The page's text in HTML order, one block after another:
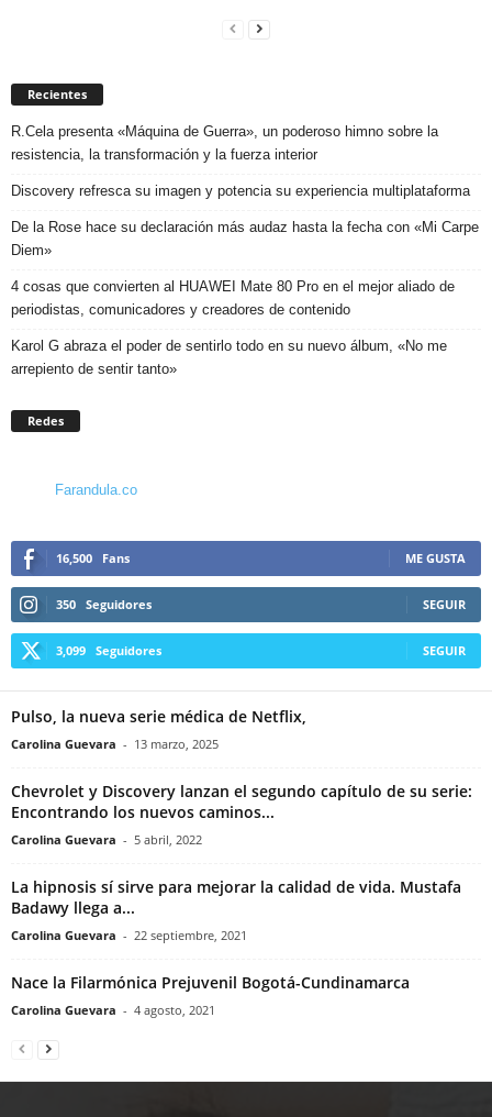
Recientes
R.Cela presenta «Máquina de Guerra», un poderoso himno sobre la
resistencia, la transformación y la fuerza interior
Discovery refresca su imagen y potencia su experiencia multiplataforma
De la Rose hace su declaración más audaz hasta la fecha con «Mi Carpe
Diem»
4 cosas que convierten al HUAWEI Mate 80 Pro en el mejor aliado de
periodistas, comunicadores y creadores de contenido
Karol G abraza el poder de sentirlo todo en su nuevo álbum, «No me
arrepiento de sentir tanto»
Redes
Farandula.co
16,500 Fans ME GUSTA
350 Seguidores SEGUIR
3,099 Seguidores SEGUIR
Pulso, la nueva serie médica de Netflix,
Carolina Guevara - 13 marzo, 2025
Chevrolet y Discovery lanzan el segundo capítulo de su serie:
Encontrando los nuevos caminos...
Carolina Guevara - 5 abril, 2022
La hipnosis sí sirve para mejorar la calidad de vida. Mustafa
Badawy llega a...
Carolina Guevara - 22 septiembre, 2021
Nace la Filarmónica Prejuvenil Bogotá-Cundinamarca
Carolina Guevara - 4 agosto, 2021